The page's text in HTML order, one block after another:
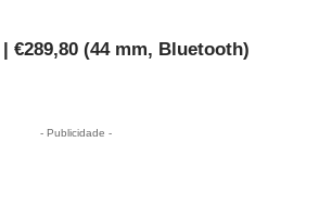
| €289,80 (44 mm, Bluetooth)
- Publicidade -